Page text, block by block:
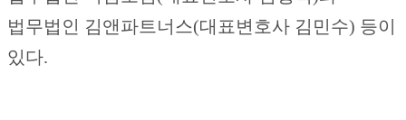
법무법인 김앤파트너스(대표변호사 김민수) 등이
있다.